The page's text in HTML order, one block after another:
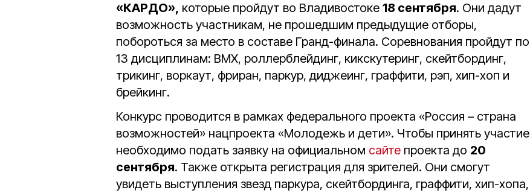
«КАРДО», которые пройдут во Владивостоке 18 сентября. Они дадут
возможность участникам, не прошедшим предыдущие отборы,
побороться за место в составе Гранд-финала. Соревнования пройдут по
13 дисциплинам: BMX, роллерблейдинг, кикскутеринг, скейтбординг,
трикинг, воркаут, фриран, паркур, диджеинг, граффити, рэп, хип-хоп и
брейкинг.
Конкурс проводится в рамках федерального проекта «Россия – страна
возможностей» нацпроекта «Молодежь и дети». Чтобы принять участие
необходимо подать заявку на официальном сайте проекта до 20
сентября. Также открыта регистрация для зрителей. Они смогут
увидеть выступления звезд паркура, скейтбординга, граффити, хип-хопа,